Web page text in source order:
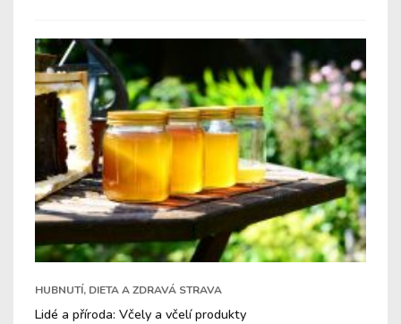
HUBNUTÍ, DIETA A ZDRAVÁ STRAVA
Lidé a příroda: Včely a včelí produkty